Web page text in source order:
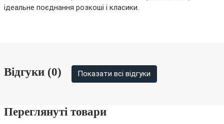
ідеальне поєднання розкоші і класики.
Відгуки (0) Показати всі відгуки
Переглянуті товари